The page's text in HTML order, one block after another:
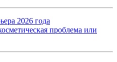
2026 года
проблема или